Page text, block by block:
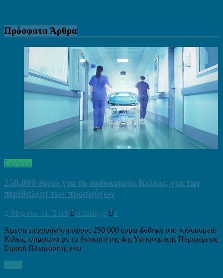
Πρόσφατα Άρθρα
Ειδήσεις
250.000 ευρώ για το νοσοκομείο Κιλκίς, για την
περίθαλψη των προσφύγων
Μαρτίου 11, 2016 echaritygr
0
Άμεση επιχορήγηση ύψους 250.000 ευρώ δόθηκε στο νοσοκομείο
Κιλκίς, σύμφωνα με το διοικητή της 4ης Υγειονομικής Περιφέρειας
Στρατή Πλωμαρίτη, ενώ